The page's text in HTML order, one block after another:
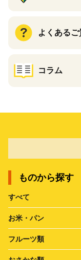
よくあるご
コラム
ものから探す
すべて
お米・パン
フルーツ類